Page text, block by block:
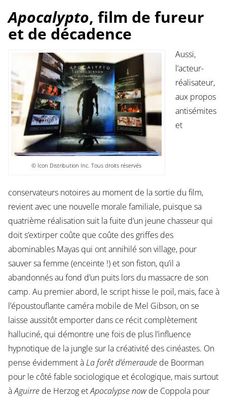
Apocalypto, film de fureur
et de décadence
© Icon Distribution Inc. Tous droits réservés
Aussi,
l’acteur-
réalisateur,
aux propos
antisémites
et
conservateurs notoires au moment de la sortie du film,
revient avec une nouvelle morale familiale, puisque sa
quatrième réalisation suit la fuite d’un jeune chasseur qui
doit s’extirper coûte que coûte des griffes des
abominables Mayas qui ont annihilé son village, pour
sauver sa femme (enceinte !) et son fiston, qu’il a
abandonnés au fond d’un puits lors du massacre de son
camp. Au premier abord, le script hisse le poil, mais, face à
l’époustouflante caméra mobile de Mel Gibson, on se
laisse aussitôt emporter dans ce récit complètement
halluciné, qui démontre une fois de plus l’influence
hypnotique de la jungle sur la créativité des cinéastes. On
pense évidemment àLa forêt d’émeraudede Boorman
pour le côté fable sociologique et écologique, mais surtout
àAguirrede Herzog etApocalypse nowde Coppola pour